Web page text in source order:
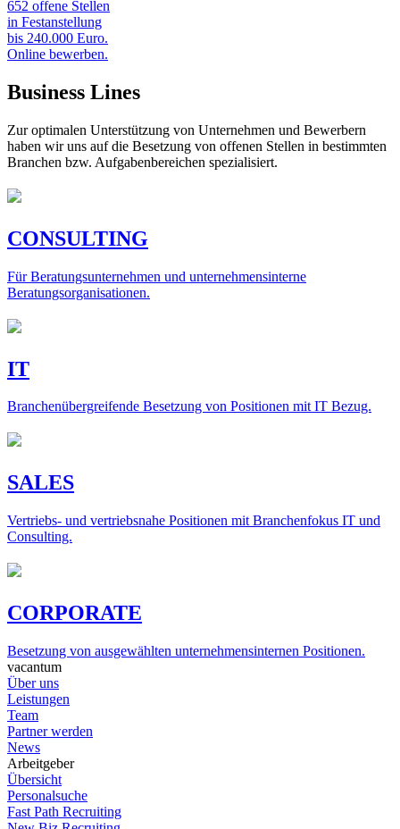
652 offene Stellen
in Festanstellung
bis 240.000 Euro.
Online bewerben.
Business Lines
Zur optimalen Unterstützung von Unternehmen und Bewerbern
haben wir uns auf die Besetzung von offenen Stellen in bestimmten
Branchen bzw. Aufgabenbereichen spezialisiert.
CONSULTING
Für Beratungsunternehmen und unternehmensinterne
Beratungsorganisationen.
IT
Branchenübergreifende Besetzung von Positionen mit IT Bezug.
SALES
Vertriebs- und vertriebsnahe Positionen mit Branchenfokus IT und
Consulting.
CORPORATE
Besetzung von ausgewählten unternehmensinternen Positionen.
vacantum
Über uns
Leistungen
Team
Partner werden
News
Arbeitgeber
Übersicht
Personalsuche
Fast Path Recruiting